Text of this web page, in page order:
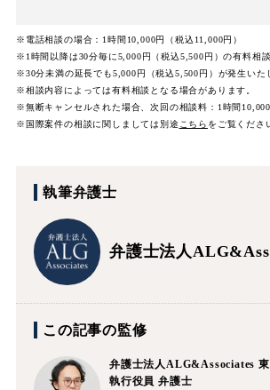
※電話相談の場合：1時間10,000円（税込11,000円）
※1時間以降は30分毎に5,000円（税込5,500円）の有料相談
※30分未満の延長でも5,000円（税込5,500円）が発生いた
※相談内容によっては有料相談となる場合があります。
※無断キャンセルされた場合、次回の相談料：1時間
※国際案件の相談に関しましては 別途 こちら をご覧くださ
執筆弁護士
弁護士法人
この記事の監修
弁護士法人ALG&Associates
執行役員 弁護士